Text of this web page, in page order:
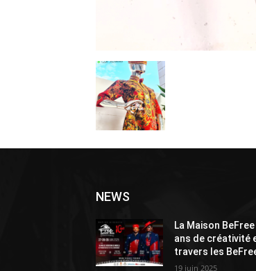
NEWS
La Maison
ans de créativité
travers les
19 juin 2025